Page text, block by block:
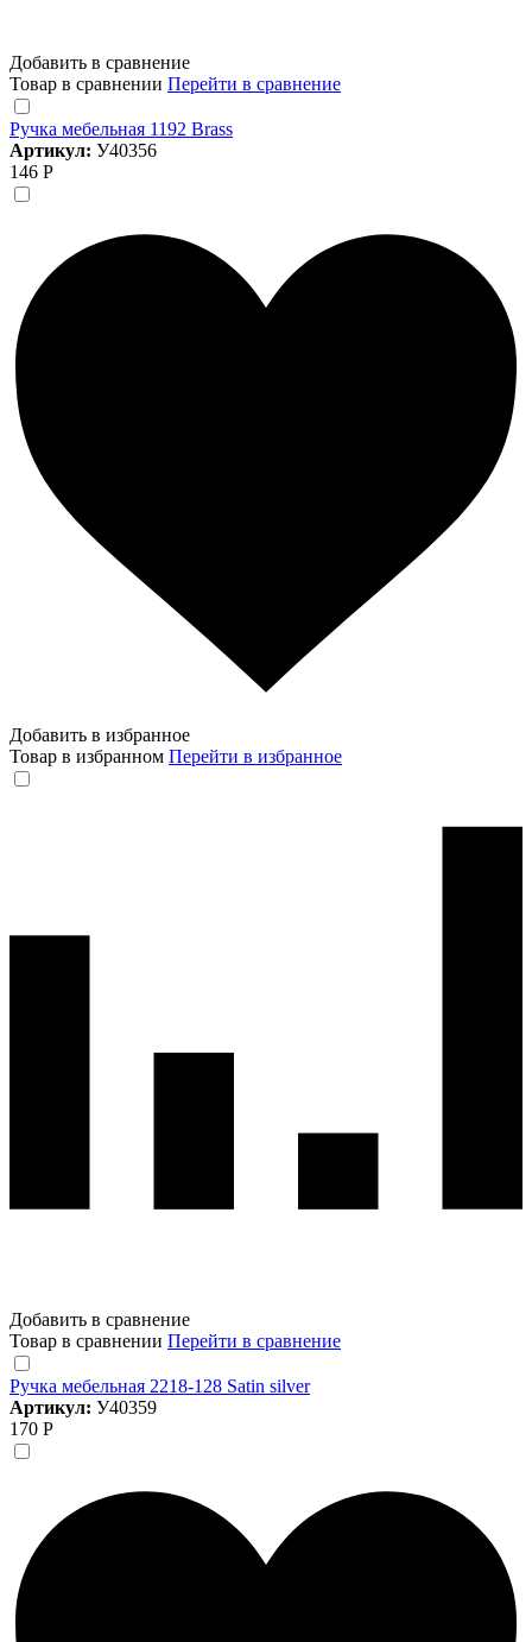
Добавить в сравнение
Товар в сравнении Перейти в сравнение
Ручка мебельная 1192 Brass
Артикул: У40356
146 Р
Добавить в избранное
Товар в избранном Перейти в избранное
Добавить в сравнение
Товар в сравнении Перейти в сравнение
Ручка мебельная 2218-128 Satin silver
Артикул: У40359
170 Р